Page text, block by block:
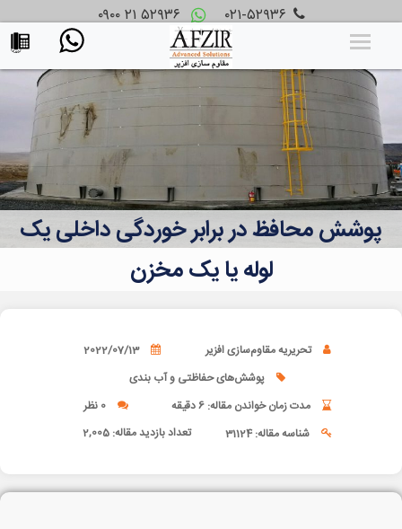
۰۲۱-۵۲۹۳۶ ۰۹۰۰ ۲۱ ۵۲۹۳۶
پوشش محافظ در برابر خوردگی داخلی یک
لوله یا یک مخزن
تحریریه مقاوم‌سازی افزیر
2022/07/13
پوشش‌های حفاظتی و آب بندی
مدت زمان خواندن مقاله: 6 دقیقه
0 نظر
شناسه مقاله: 31124
تعداد بازدید مقاله: 2,005